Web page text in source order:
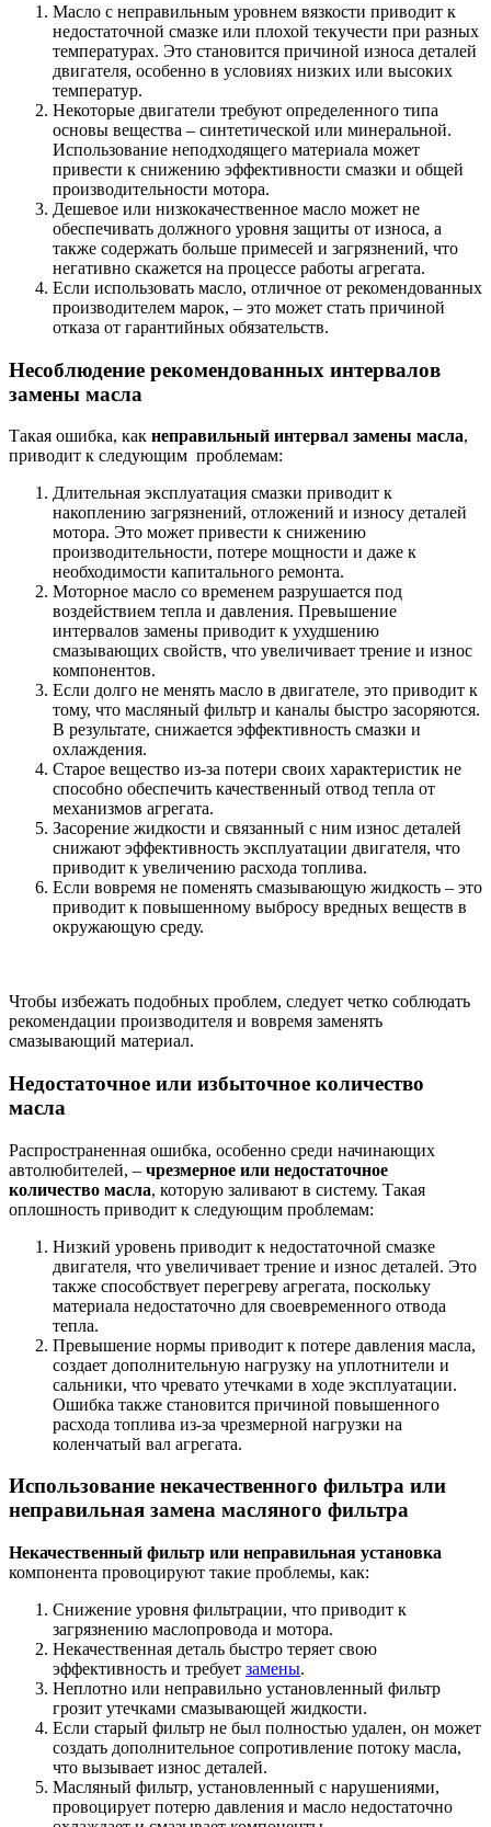
Масло с неправильным уровнем вязкости приводит к
недостаточной смазке или плохой текучести при разных
температурах. Это становится причиной износа деталей
двигателя, особенно в условиях низких или высоких
температур.
Некоторые двигатели требуют определенного типа
основы вещества – синтетической или минеральной.
Использование неподходящего материала может
привести к снижению эффективности смазки и общей
производительности мотора.
Дешевое или низкокачественное масло может не
обеспечивать должного уровня защиты от износа, а
также содержать больше примесей и загрязнений, что
негативно скажется на процессе работы агрегата.
Если использовать масло, отличное от рекомендованных
производителем марок, – это может стать причиной
отказа от гарантийных обязательств.
Несоблюдение рекомендованных интервалов
замены масла
Такая ошибка, как неправильный интервал замены масла,
приводит к следующим проблемам:
Длительная эксплуатация смазки приводит к
накоплению загрязнений, отложений и износу деталей
мотора. Это может привести к снижению
производительности, потере мощности и даже к
необходимости капитального ремонта.
Моторное масло со временем разрушается под
воздействием тепла и давления. Превышение
интервалов замены приводит к ухудшению
смазывающих свойств, что увеличивает трение и износ
компонентов.
Если долго не менять масло в двигателе, это приводит к
тому, что масляный фильтр и каналы быстро засоряются.
В результате, снижается эффективность смазки и
охлаждения.
Старое вещество из-за потери своих характеристик не
способно обеспечить качественный отвод тепла от
механизмов агрегата.
Засорение жидкости и связанный с ним износ деталей
снижают эффективность эксплуатации двигателя, что
приводит к увеличению расхода топлива.
Если вовремя не поменять смазывающую жидкость – это
приводит к повышенному выбросу вредных веществ в
окружающую среду.
Чтобы избежать подобных проблем, следует четко соблюдать
рекомендации производителя и вовремя заменять
смазывающий материал.
Недостаточное или избыточное количество
масла
Распространенная ошибка, особенно среди начинающих
автолюбителей, – чрезмерное или недостаточное
количество масла, которую заливают в систему. Такая
оплошность приводит к следующим проблемам:
Низкий уровень приводит к недостаточной смазке
двигателя, что увеличивает трение и износ деталей. Это
также способствует перегреву агрегата, поскольку
материала недостаточно для своевременного отвода
тепла.
Превышение нормы приводит к потере давления масла,
создает дополнительную нагрузку на уплотнители и
сальники, что чревато утечками в ходе эксплуатации.
Ошибка также становится причиной повышенного
расхода топлива из-за чрезмерной нагрузки на
коленчатый вал агрегата.
Использование некачественного фильтра или
неправильная замена масляного фильтра
Некачественный фильтр или неправильная установка
компонента провоцируют такие проблемы, как:
Снижение уровня фильтрации, что приводит к
загрязнению маслопровода и мотора.
Некачественная деталь быстро теряет свою
эффективность и требует замены.
Неплотно или неправильно установленный фильтр
грозит утечками смазывающей жидкости.
Если старый фильтр не был полностью удален, он может
создать дополнительное сопротивление потоку масла,
что вызывает износ деталей.
Масляный фильтр, установленный с нарушениями,
провоцирует потерю давления и масло недостаточно